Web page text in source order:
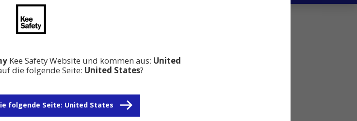
Kee Safety Website und kommen aus: United
die folgende Seite: United States?
folgende Seite: United States
Dachstühlen
offenen Dachstühlen